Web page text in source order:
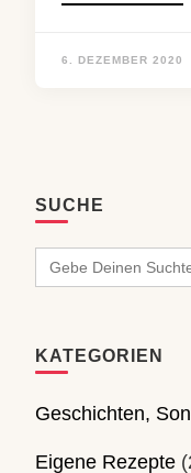
6. DEZEMBER 2020
SUCHE
Search
for:
KATEGORIEN
Geschichten,
Eigene Rezepte